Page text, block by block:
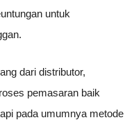
untuk
dari distributor,
pemasaran baik
pada umumnya metode